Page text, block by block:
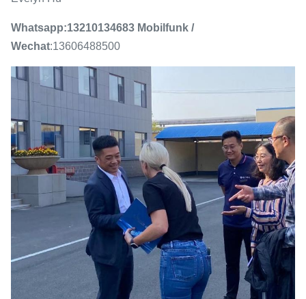
Whatsapp:13210134683 Mobilfunk /
Wechat:13606488500